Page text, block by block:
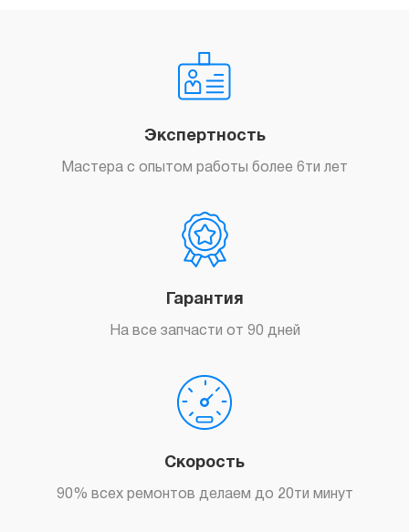
Экспертность
Мастера с опытом работы более 6ти лет
Гарантия
На все запчасти от 90 дней
Скорость
90% всех ремонтов делаем до 20ти минут